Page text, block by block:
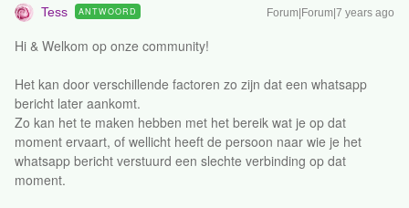
Tess ANTWOORD Forum|Forum|7 years ago
Hi & Welkom op onze community!
Het kan door verschillende factoren zo zijn dat een whatsapp
bericht later aankomt.
Zo kan het te maken hebben met het bereik wat je op dat
moment ervaart, of wellicht heeft de persoon naar wie je het
whatsapp bericht verstuurd een slechte verbinding op dat
moment.